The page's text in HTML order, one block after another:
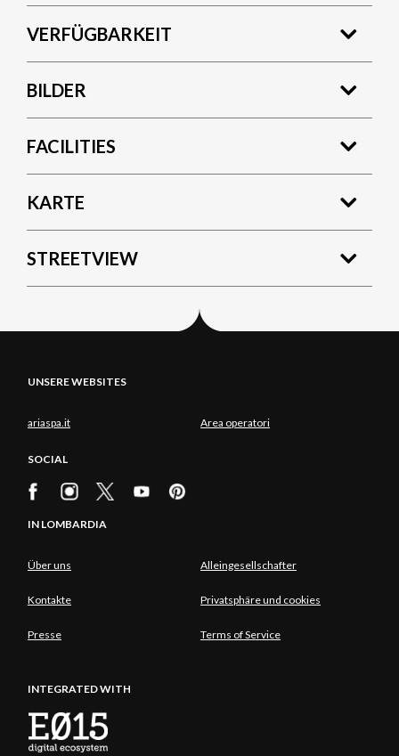
VERFÜGBARKEIT
BILDER
FACILITIES
KARTE
STREETVIEW
UNSERE WEBSITES
ariaspa.it Area operatori
SOCIAL
IN LOMBARDIA
Über uns Alleingesellschafter
Kontakte Privatsphäre und cookies
Presse Terms of Service
INTEGRATED WITH